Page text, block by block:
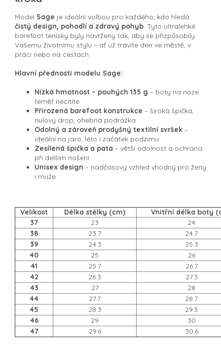
Model Sage je ideální volbou pro každého, kdo hledá
čistý design, pohodlí a zdravý pohyb. Tyto ultralehké
barefoot tenisky byly navrženy tak, aby se přizpůsobily
Vašemu životnímu stylu – ať už trávíte den ve městě, v
práci nebo na cestách.
Hlavní přednosti modelu Sage:
Nízká hmotnost – pouhých 135 g – boty na noze
téměř necítíte
Přirozená barefoot konstrukce – široká špička,
nulový drop, ohebná podrážka
Odolný a zároveň prodyšný textilní svršek –
ideální na jaro, léto i začátek podzimu
Zesílená špička a pata – větší odolnost a ochrana
při delším nošení
Unisex design – nadčasový vzhled vhodný pro ženy
i muže
Velikost Délka stélky (cm)
Vnitřní délka boty
37
23
24
38
23.7
24.7
39
24.3
25.3
40
25
26
41
25.7
26.7
42
26.3
27.3
43
27
28
44
27.7
28.7
45
28.3
29.3
46
29
30
47
29.6 30.6